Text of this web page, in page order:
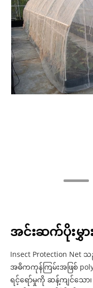
အင်းဆက်ပိုးမွှ
Insect Protection
အဓိကကုန်ကြမ်းအဖြစ်
ရင့်ရော်မှုကို ဆန့်ကျင်သော၊